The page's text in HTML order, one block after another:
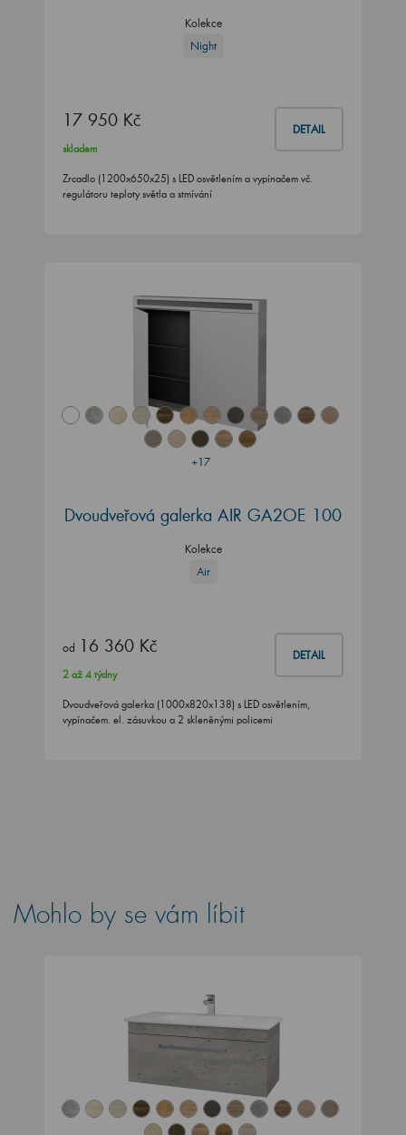
Kolekce
Night
17 950 Kč DETAIL
skladem
Zrcadlo (1200x650x25) s LED osvětlením a vypínačem vč.
regulátoru teploty světla a stmívání
+17
Dvoudveřová galerka AIR GA2OE 100
Kolekce
Air
od 16 360 Kč DETAIL
2 až 4 týdny
Dvoudveřová galerka (1000x820x138) s LED osvětlením,
vypínačem. el. zásuvkou a 2 skleněnými policemi
Mohlo by se vám líbit